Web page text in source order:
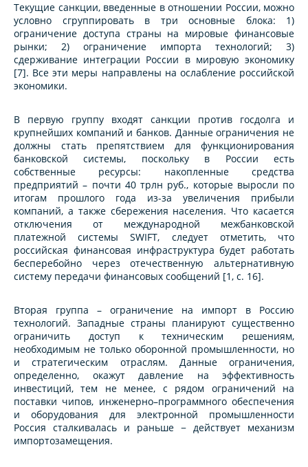
Текущие санкции, введенные в отношении России, можно
условно сгруппировать в три основные блока: 1)
ограничение доступа страны на мировые финансовые
рынки; 2) ограничение импорта технологий; 3)
сдерживание интеграции России в мировую экономику
[7]. Все эти меры направлены на ослабление российской
экономики.
В первую группу входят санкции против госдолга и
крупнейших компаний и банков. Данные ограничения не
должны стать препятствием для функционирования
банковской системы, поскольку в России есть
собственные ресурсы: накопленные средства
предприятий – почти 40 трлн руб., которые выросли по
итогам прошлого года из-за увеличения прибыли
компаний, а также сбережения населения. Что касается
отключения от международной межбанковской
платежной системы SWIFT, следует отметить, что
российская финансовая инфраструктура будет работать
бесперебойно через отечественную альтернативную
систему передачи финансовых сообщений [1, с. 16].
Вторая группа – ограничение на импорт в Россию
технологий. Западные страны планируют существенно
ограничить доступ к техническим решениям,
необходимым не только оборонной промышленности, но
и стратегическим отраслям. Данные ограничения,
определенно, окажут давление на эффективность
инвестиций, тем не менее, с рядом ограничений на
поставки чипов, инженерно–программного обеспечения
и оборудования для электронной промышленности
Россия сталкивалась и раньше − действует механизм
импортозамещения.